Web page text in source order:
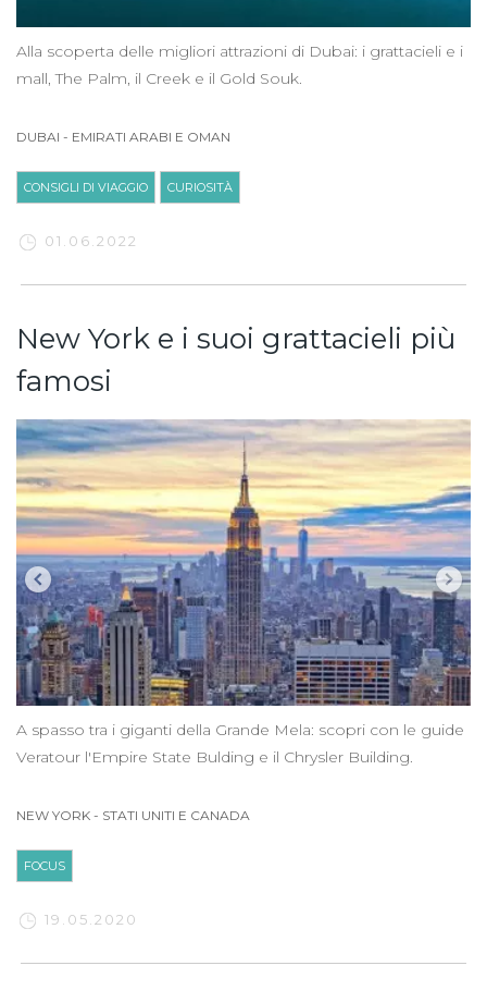
Alla scoperta delle migliori attrazioni di Dubai: i grattacieli e i
mall, The Palm, il Creek e il Gold Souk.
DUBAI - EMIRATI ARABI E OMAN
CONSIGLI DI VIAGGIO CURIOSITÀ
01.06.2022
New York e i suoi grattacieli più
famosi
A spasso tra i giganti della Grande Mela: scopri con le guide
Veratour l'Empire State Bulding e il Chrysler Building.
NEW YORK - STATI UNITI E CANADA
FOCUS
19.05.2020